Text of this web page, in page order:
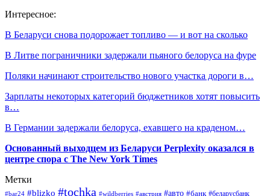
Интересное:
В Беларуси снова подорожает топливо — и вот на сколько
В Литве пограничники задержали пьяного белоруса на фуре
Поляки начинают строительство нового участка дороги в…
Зарплаты некоторых категорий бюджетников хотят повысить
в…
В Германии задержали белоруса, ехавшего на краденом…
Основанный выходцем из Беларуси Perplexity оказался в
центре спора с The New York Times
Метки
#bar24 #blizko #tochka #wildberries #австрия #авто #банк #беларусбанк